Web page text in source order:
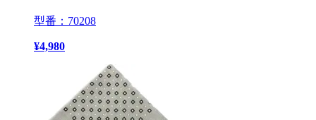
型番：70208
¥4,980